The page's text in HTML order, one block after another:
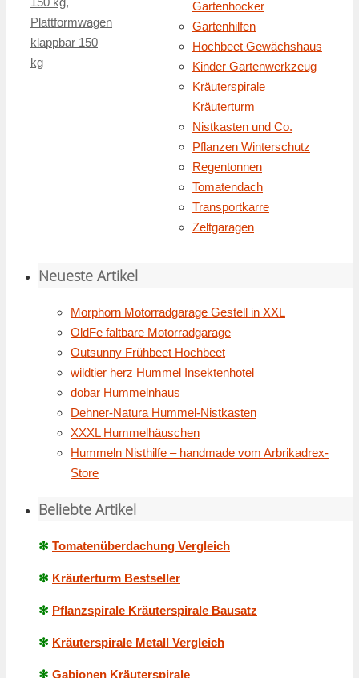
Plattformwagen
klappbar 150
kg
Gartenhocker
Gartenhilfen
Hochbeet Gewächshaus
Kinder Gartenwerkzeug
Kräuterspirale
Kräuterturm
Nistkasten und Co.
Pflanzen Winterschutz
Regentonnen
Tomatendach
Transportkarre
Zeltgaragen
Neueste Artikel
Morphorn Motorradgarage Gestell in XXL
OldFe faltbare Motorradgarage
Outsunny Frühbeet Hochbeet
wildtier herz Hummel Insektenhotel
dobar Hummelnhaus
Dehner-Natura Hummel-Nistkasten
XXXL Hummelhäuschen
Hummeln Nisthilfe – handmade vom Arbrikadrex-
Store
Beliebte Artikel
✻ Tomatenüberdachung Vergleich
✻ Kräuterturm Bestseller
✻ Pflanzspirale Kräuterspirale Bausatz
✻ Kräuterspirale Metall Vergleich
✻ Gabionen Kräuterspirale